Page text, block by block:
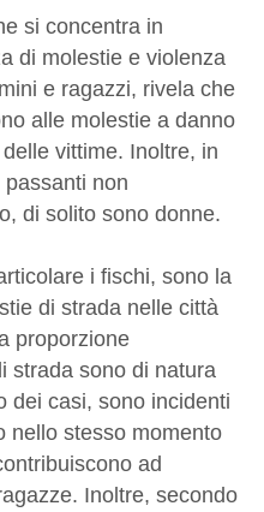
si concentra in
di molestie e violenza
e ragazzi, rivela che
alle molestie a danno
vittime. Inoltre, in
non
di solito sono donne.
i fischi, sono la
di strada nelle città
proporzione
strada sono di natura
dei casi, sono incidenti
nello stesso momento
ad
Inoltre, secondo